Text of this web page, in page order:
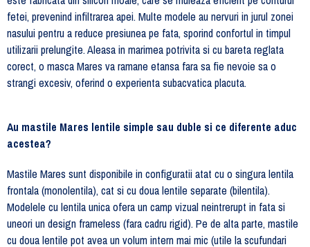
fetei, prevenind infiltrarea apei. Multe modele au nervuri in jurul zonei
nasului pentru a reduce presiunea pe fata, sporind confortul in timpul
utilizarii prelungite. Aleasa in marimea potrivita si cu bareta reglata
corect, o masca Mares va ramane etansa fara sa fie nevoie sa o
strangi excesiv, oferind o experienta subacvatica placuta.
Au mastile Mares lentile simple sau duble si ce diferente aduc
acestea?
Mastile Mares sunt disponibile in configuratii atat cu o singura lentila
frontala (monolentila), cat si cu doua lentile separate (bilentila).
Modelele cu lentila unica ofera un camp vizual neintrerupt in fata si
uneori un design frameless (fara cadru rigid). Pe de alta parte, mastile
cu doua lentile pot avea un volum intern mai mic (utile la scufundari